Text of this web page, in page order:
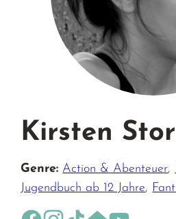
Kirsten
Genre: Action & Abenteuer,
Jugendbuch ab 12 Jahre,